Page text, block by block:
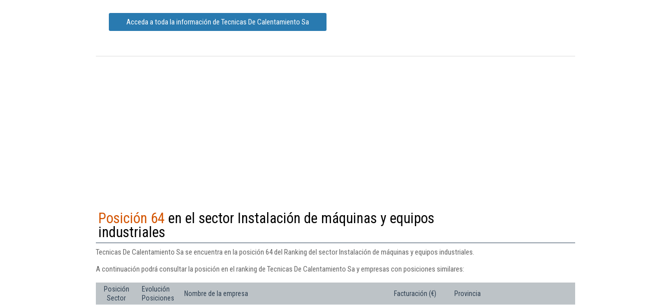
Acceda a toda la información de Tecnicas De Calentamiento Sa
Posición 64 en el sector Instalación de máquinas y equipos
industriales
Tecnicas De Calentamiento Sa se encuentra en la posición 64 del Ranking del sector Instalación de máquinas y equipos industriales.
A continuación podrá consultar la posición en el ranking de Tecnicas De Calentamiento Sa y empresas con posiciones similares:
Posición
Sector
Evolución
Posiciones
Nombre de la empresa Facturación (€) Provincia